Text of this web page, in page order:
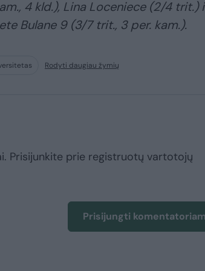
4 kld.), Lina Loceniece (2/4 trit.)
Bulane 9 (3/7 trit., 3 per. kam.).
Rodyti daugiau žymių
Prisijunkite prie registruotų vartotojų
Prisijungti